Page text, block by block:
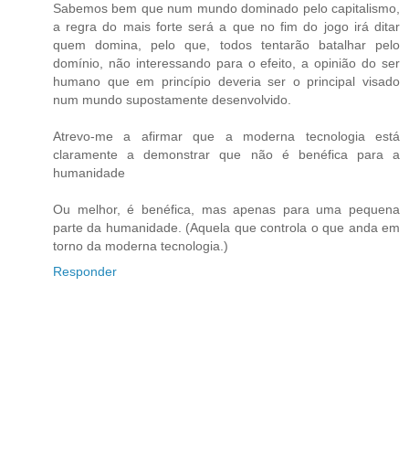
Sabemos bem que num mundo dominado pelo capitalismo,
a regra do mais forte será a que no fim do jogo irá ditar
quem domina, pelo que, todos tentarão batalhar pelo
domínio, não interessando para o efeito, a opinião do ser
humano que em princípio deveria ser o principal visado
num mundo supostamente desenvolvido.
Atrevo-me a afirmar que a moderna tecnologia está
claramente a demonstrar que não é benéfica para a
humanidade
Ou melhor, é benéfica, mas apenas para uma pequena
parte da humanidade. (Aquela que controla o que anda em
torno da moderna tecnologia.)
Responder